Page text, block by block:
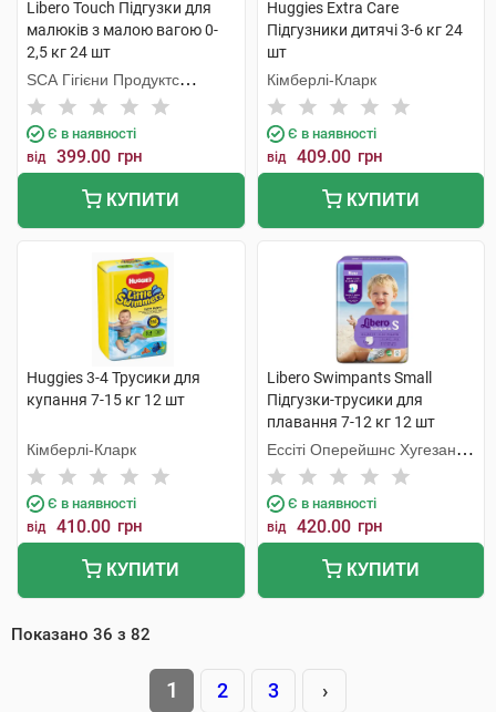
Libero Touch Підгузки для
малюків з малою вагою 0-
2,5 кг 24 шт
SCA Гігієни Продуктс
Польска
Є в наявності
від 399.00 грн
КУПИТИ
Huggies Extra Care
Підгузники дитячі 3-6 кг 24
шт
Кімберлі-Кларк
Є в наявності
від 409.00 грн
КУПИТИ
Huggies 3-4 Трусики для
купання 7-15 кг 12 шт
Кімберлі-Кларк
Є в наявності
від 410.00 грн
КУПИТИ
Libero Swimpants Small
Підгузки-трусики для
плавання 7-12 кг 12 шт
Ессіті Оперейшнс Хугезанд
Б.В.
Є в наявності
від 420.00 грн
КУПИТИ
Показано 36 з 82
1 2 3 ›